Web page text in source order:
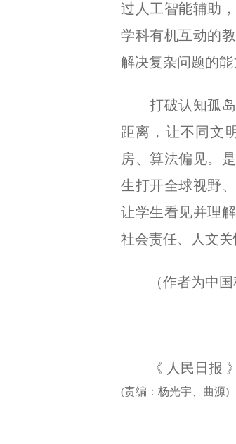
过人工智能辅助
学科有机互动的
解决复杂问题的能
打破认知孤岛
距离，让不同文
房、算法偏见。
生打开全球视野
让学生看见并理
社会责任、人文关
（作者为中国
《 人民日报 》
(责编：杨光宇、曲源)